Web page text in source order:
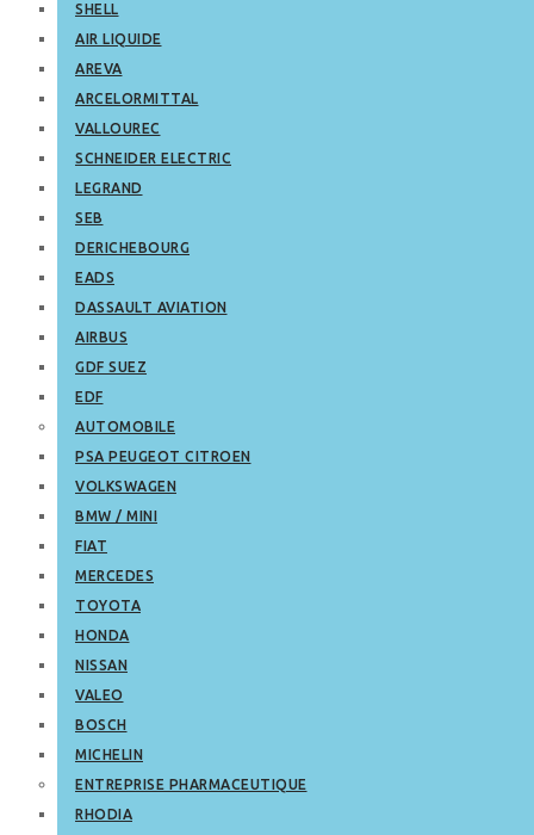
SHELL
AIR LIQUIDE
AREVA
ARCELORMITTAL
VALLOUREC
SCHNEIDER ELECTRIC
LEGRAND
SEB
DERICHEBOURG
EADS
DASSAULT AVIATION
AIRBUS
GDF SUEZ
EDF
AUTOMOBILE
PSA PEUGEOT CITROEN
VOLKSWAGEN
BMW / MINI
FIAT
MERCEDES
TOYOTA
HONDA
NISSAN
VALEO
BOSCH
MICHELIN
ENTREPRISE PHARMACEUTIQUE
RHODIA